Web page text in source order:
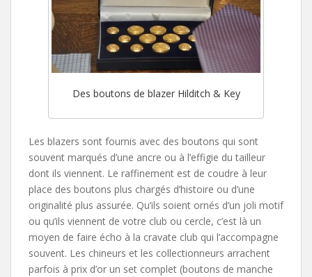
Des boutons de blazer Hilditch & Key
Les blazers sont fournis avec des boutons qui sont
souvent marqués d’une ancre ou à l’effigie du tailleur
dont ils viennent. Le raffinement est de coudre à leur
place des boutons plus chargés d’histoire ou d’une
originalité plus assurée. Qu’ils soient ornés d’un joli motif
ou qu’ils viennent de votre club ou cercle, c’est là un
moyen de faire écho à la cravate club qui l’accompagne
souvent. Les chineurs et les collectionneurs arrachent
parfois à prix d’or un set complet (boutons de manche